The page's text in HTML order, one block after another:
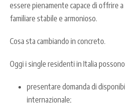
essere pienamente capace di offrire
familiare stabile e armonioso.
Cosa sta cambiando in concreto.
Oggi i single residenti in Italia
presentare domanda di
internazionale;